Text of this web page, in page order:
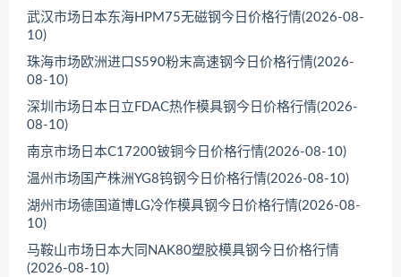
武汉市场日本东海HPM75无磁钢今日价格行情(2026-08-
10)
珠海市场欧洲进口S590粉末高速钢今日价格行情(2026-
08-10)
深圳市场日本日立FDAC热作模具钢今日价格行情(2026-
08-10)
南京市场日本C17200铍铜今日价格行情(2026-08-10)
温州市场国产株洲YG8钨钢今日价格行情(2026-08-10)
湖州市场德国道博LG冷作模具钢今日价格行情(2026-08-
10)
马鞍山市场日本大同NAK80塑胶模具钢今日价格行情
(2026-08-10)